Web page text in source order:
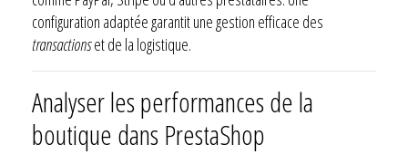
configuration adaptée garantit une gestion efficace des
transactionset de la logistique.
Analyser les performances de la
boutique dans PrestaShop